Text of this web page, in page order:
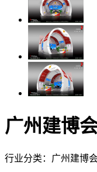
广州建博
行业分类：广州建博